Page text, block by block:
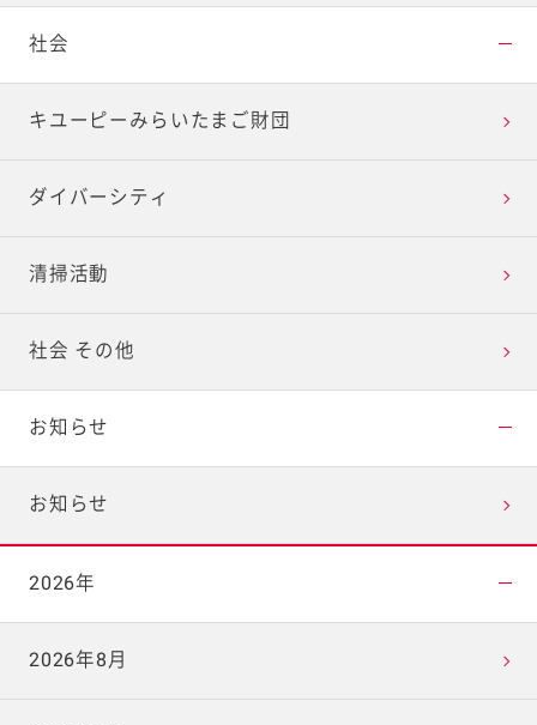
社会
キユーピーみらいたまご財団
ダイバーシティ
清掃活動
社会 その他
お知らせ
お知らせ
2026年
2026年8月